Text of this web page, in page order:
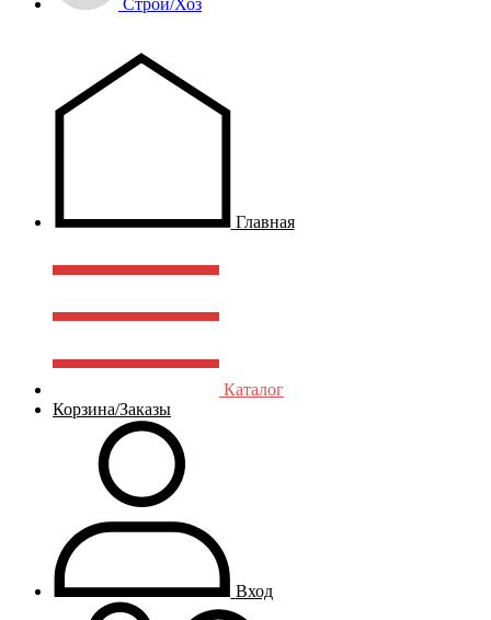
Строй/Хоз
Главная
Каталог
Корзина/Заказы
Вход